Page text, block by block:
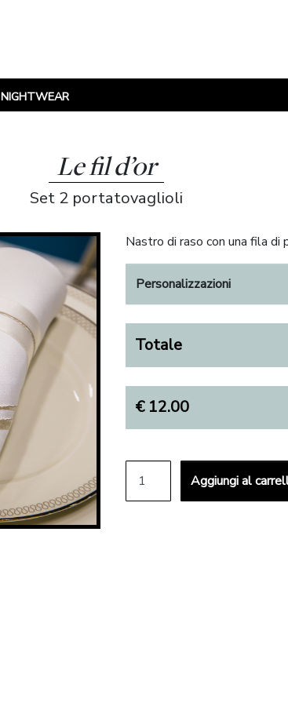
NIGHTWEAR
Le fil d’or
Set 2 portatovaglioli
Nastro di raso con una fila
Personalizzazioni
Totale
€12.00
Aggiungi al